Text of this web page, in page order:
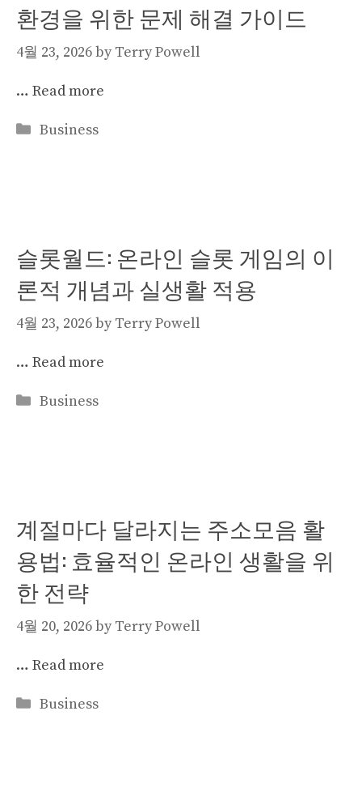
환경을 위한 문제 해결 가이드
4월 23, 2026by Terry Powell
… Read more
Categories
Business
슬롯월드: 온라인 슬롯 게임의 이
론적 개념과 실생활 적용
4월 23, 2026by Terry Powell
… Read more
Categories
Business
계절마다 달라지는 주소모음 활
용법: 효율적인 온라인 생활을 위
한 전략
4월 20, 2026by Terry Powell
… Read more
Categories
Business